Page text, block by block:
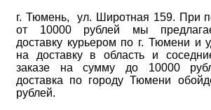
г. Тюмень, ул. Широтная 159. При
от 10000 рублей мы
доставку курьером по г. Тюмени и
на доставку в область и
заказе на сумму до 10000
доставка по городу Тюмени
рублей.